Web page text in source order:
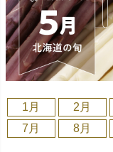
1月 2月
7月
8月